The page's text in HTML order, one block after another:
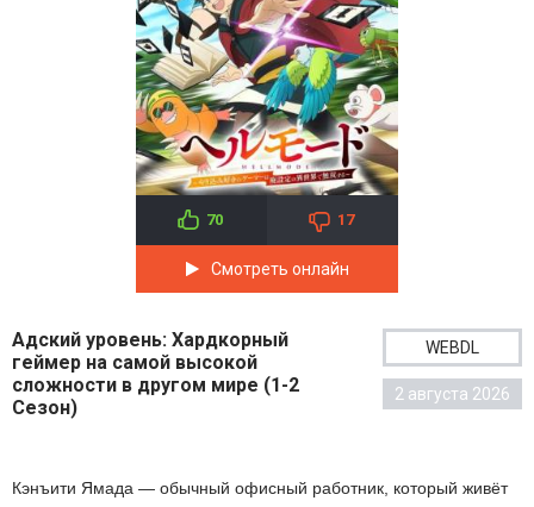
70 17
Смотреть онлайн
Адский уровень: Хардкорный
геймер на самой высокой
сложности в другом мире (1-2
Сезон)
WEBDL
2 августа 2026
Кэнъити Ямада — обычный офисный работник, который живёт